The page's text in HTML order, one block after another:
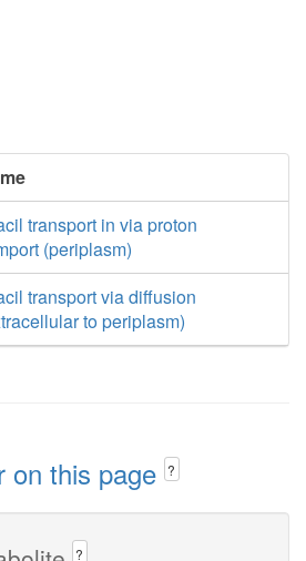
transport in via proton
(periplasm)
transport via diffusion
to periplasm)
on this page ?
?